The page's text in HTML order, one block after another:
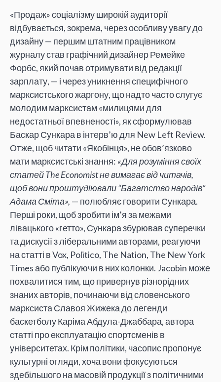
«Продаж» соціалізму широкій аудиторії
відбувається, зокрема, через особливу увагу до
дизайну — першим штатним працівником
журналу став графічний дизайнер Ремейке
Форбс, який почав отримувати від редакції
зарплату, — і через уникнення специфічного
марксистського жаргону, що надто часто слугує
молодим марксистам «милицями для
недостатньої впевненості», як сформулював
Баскар Сункара в інтерв’ю для New Left Review.
Отже, щоб читати «Якобінця», не обов’язково
мати марксистські знання: «Для розуміння своїх
статей The Economist не вимагає від читачів,
щоб вони проштудіювали “Багатство народів”
Адама Сміта», — полюбляє говорити Сункара.
Перші роки, щоб зробити ім’я за межами
лівацького «гетто», Сункара збурював суперечки
та дискусії з ліберальними авторами, реагуючи
на статті в Vox, Politico, The Nation, The New York
Times або публікуючи в них колонки. Jacobin може
похвалитися тим, що привернув різнорідних
знаних авторів, починаючи від словенського
марксиста Славоя Жижека до легенди
баскетболу Каріма Абдула-Джаббара, автора
статті про експлуатацію спортсменів в
університетах. Крім політики, часопис пропонує
культурні огляди, хоча вони фокусуються
здебільшого на масовій продукції з політичними